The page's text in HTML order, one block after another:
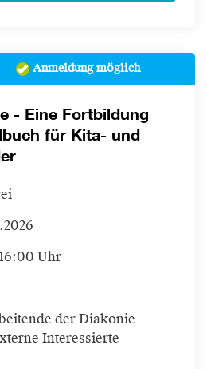
Anmeldung möglich
- Eine Fortbildung
für Kita- und
Uhr
der Diakonie
Interessierte